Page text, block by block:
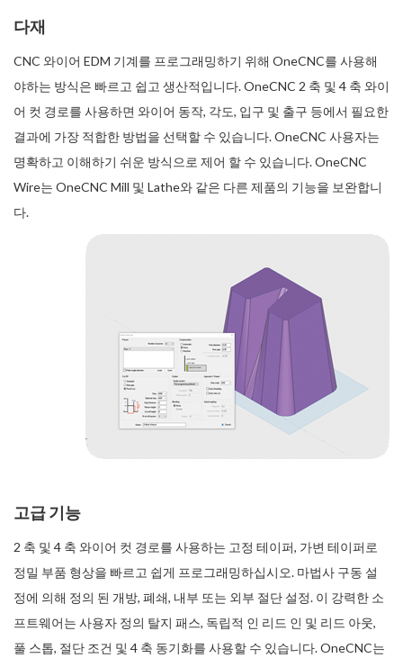
다재
CNC 와이어 EDM 기계를 프로그래밍하기 위해 OneCNC를 사용해
야하는 방식은 빠르고 쉽고 생산적입니다. OneCNC 2 축 및 4 축 와이
어 컷 경로를 사용하면 와이어 동작, 각도, 입구 및 출구 등에서 필요한
결과에 가장 적합한 방법을 선택할 수 있습니다. OneCNC 사용자는
명확하고 이해하기 쉬운 방식으로 제어 할 수 있습니다. OneCNC
Wire는 OneCNC Mill 및 Lathe와 같은 다른 제품의 기능을 보완합니
다.
고급 기능
2 축 및 4 축 와이어 컷 경로를 사용하는 고정 테이퍼, 가변 테이퍼로
정밀 부품 형상을 빠르고 쉽게 프로그래밍하십시오. 마법사 구동 설
정에 의해 정의 된 개방, 폐쇄, 내부 또는 외부 절단 설정. 이 강력한 소
프트웨어는 사용자 정의 탈지 패스, 독립적 인 리드 인 및 리드 아웃,
풀 스톱, 절단 조건 및 4 축 동기화를 사용할 수 있습니다. OneCNC는